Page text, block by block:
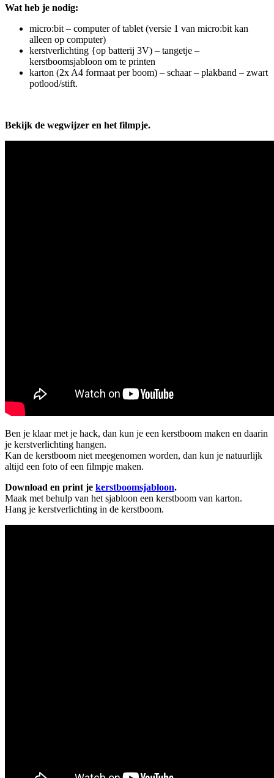
Wat heb je nodig:
micro:bit – computer of tablet (versie 1 van micro:bit kan
alleen op computer)
kerstverlichting {op batterij 3V) – tangetje –
kerstboomsjabloon om te printen
karton (2x A4 formaat per boom) – schaar – plakband – zwart
potlood/stift.
Bekijk de wegwijzer en het filmpje.
Ben je klaar met je hack, dan kun je een kerstboom maken en daarin
je kerstverlichting hangen.
Kan de kerstboom niet meegenomen worden, dan kun je natuurlijk
altijd een foto of een filmpje maken.
Download en print je kerstboomsjabloon.
Maak met behulp van het sjabloon een kerstboom van karton.
Hang je kerstverlichting in de kerstboom.